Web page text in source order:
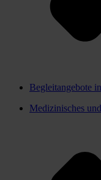
Begleitangebote
Medizinisches